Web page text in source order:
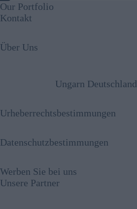
Our Portfolio
Kontakt
Über Uns
Ungarn Deutschland
Urheberrechtsbestimmungen
Datenschutzbestimmungen
Werben Sie bei uns
Unsere Partner